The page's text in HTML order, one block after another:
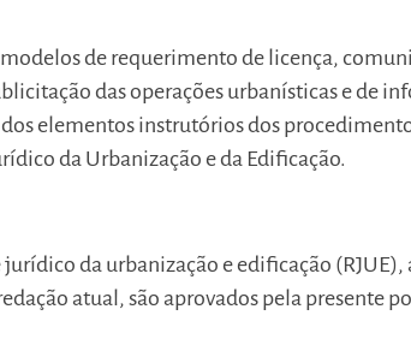
de requerimento de licença,
das operações urbanísticas e de
elementos instrutórios dos
da Urbanização e da Edificação.
da urbanização e edificação (RJUE),
atual, são aprovados pela presente